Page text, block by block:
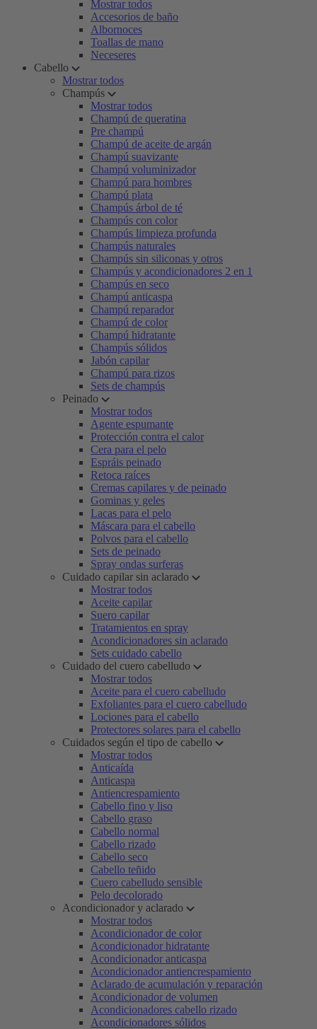
Mostrar todos
Accesorios de baño
Albornoces
Toallas de mano
Neceseres
Cabello
Mostrar todos
Champús
Mostrar todos
Champú de queratina
Pre champú
Champú de aceite de argán
Champú suavizante
Champú voluminizador
Champú para hombres
Champú plata
Champús árbol de té
Champús con color
Champús limpieza profunda
Champús naturales
Champús sin siliconas y otros
Champús y acondicionadores 2 en 1
Champús en seco
Champú anticaspa
Champú reparador
Champú de color
Champú hidratante
Champús sólidos
Jabón capilar
Champú para rizos
Sets de champús
Peinado
Mostrar todos
Agente espumante
Protección contra el calor
Cera para el pelo
Espráis peinado
Retoca raíces
Cremas capilares y de peinado
Gominas y geles
Lacas para el pelo
Máscara para el cabello
Polvos para el cabello
Sets de peinado
Spray ondas surferas
Cuidado capilar sin aclarado
Mostrar todos
Aceite capilar
Suero capilar
Tratamientos en spray
Acondicionadores sin aclarado
Sets cuidado cabello
Cuidado del cuero cabelludo
Mostrar todos
Aceite para el cuero cabelludo
Exfoliantes para el cuero cabelludo
Lociones para el cabello
Protectores solares para el cabello
Cuidados según el tipo de cabello
Mostrar todos
Anticaída
Anticaspa
Antiencrespamiento
Cabello fino y liso
Cabello graso
Cabello normal
Cabello rizado
Cabello seco
Cabello teñido
Cuero cabelludo sensible
Pelo decolorado
Acondicionador y aclarado
Mostrar todos
Acondicionador de color
Acondicionador hidratante
Acondicionador anticaspa
Acondicionador antiencrespamiento
Aclarado de acumulación y reparación
Acondicionador de volumen
Acondicionadores cabello rizado
Acondicionadores sólidos